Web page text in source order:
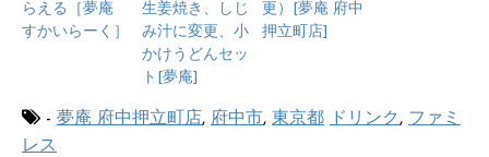
らえる［夢庵
すかいらーく］
生姜焼き、しじ
み汁に変更、小
かけうどんセッ
ト[夢庵]
更）[夢庵 府中
押立町店]
- 夢庵 府中押立町店, 府中市, 東京都 ドリンク , ファミ
レス